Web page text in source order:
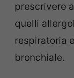
prescrivere
quelli
respiratoria
bronchiale.